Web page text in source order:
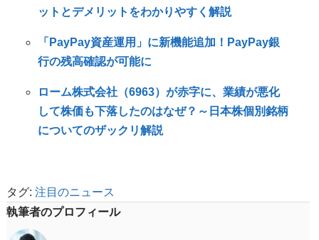
ットとデメリットをわかりやすく解説
「PayPay資産運用」に新機能追加！PayPay銀
行の残高確認が可能に
ローム株式会社（6963）が赤字に、業績が悪化
して株価も下落したのはなぜ？～日本株個別銘柄
についてのザックリ解説
タグ: 注目のニュース
執筆者のプロフィール